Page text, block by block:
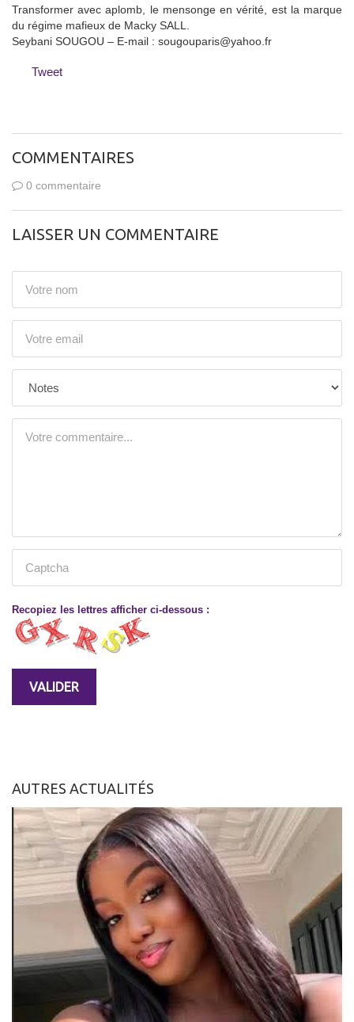
Transformer avec aplomb, le mensonge en vérité, est la marque
du régime mafieux de Macky SALL.
Seybani SOUGOU – E-mail : sougouparis@yahoo.fr
Tweet
COMMENTAIRES
0 commentaire
LAISSER UN COMMENTAIRE
Recopiez les lettres afficher ci-dessous :
AUTRES ACTUALITÉS